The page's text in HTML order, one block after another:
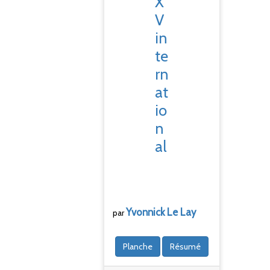
V
in
te
rn
at
io
n
al
parYvonnick Le Lay
Planche Résumé